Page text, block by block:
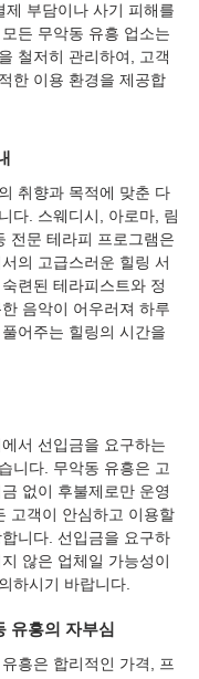
제 부담이나 사기 피해를
든 무악동 유흥 업소는
철저히 관리하여, 고객
한 이용 환경을 제공합
취향과 목적에 맞춘 다
다. 스웨디시, 아로마, 림
전문 테라피 프로그램은
의 고급스러운 힐링 서
련된 테라피스트와 정
음악이 어우러져 하루
어주는 힐링의 시간을
서 선입금을 요구하는
니다. 무악동 유흥은 고
없이 후불제로만 운영
고객이 안심하고 이용할
니다. 선입금을 요구하
않은 업체일 가능성이
하시기 바랍니다.
유흥의 자부심
흥은 합리적인 가격, 프